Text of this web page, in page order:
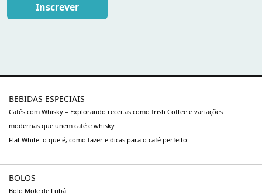
Inscrever
BEBIDAS ESPECIAIS
Cafés com Whisky – Explorando receitas como Irish Coffee e variações
modernas que unem café e whisky
Flat White: o que é, como fazer e dicas para o café perfeito
BOLOS
Bolo Mole de Fubá